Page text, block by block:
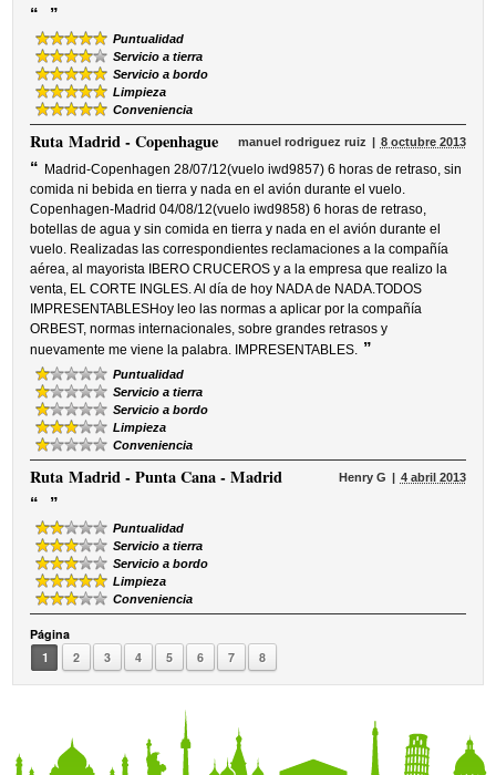
“ ”
Puntualidad
Servicio a tierra
Servicio a bordo
Limpieza
Conveniencia
RutaMadrid - Copenhague manuel rodriguez ruiz 8 octubre 2013
“ Madrid-Copenhagen 28/07/12(vuelo iwd9857) 6 horas de retraso, sin
comida ni bebida en tierra y nada en el avión durante el vuelo.
Copenhagen-Madrid 04/08/12(vuelo iwd9858) 6 horas de retraso,
botellas de agua y sin comida en tierra y nada en el avión durante el
vuelo. Realizadas las correspondientes reclamaciones a la compañía
aérea, al mayorista IBERO CRUCEROS y a la empresa que realizo la
venta, EL CORTE INGLES. Al día de hoy NADA de NADA.TODOS
IMPRESENTABLESHoy leo las normas a aplicar por la compañía
ORBEST, normas internacionales, sobre grandes retrasos y
nuevamente me viene la palabra. IMPRESENTABLES. ”
Puntualidad
Servicio a tierra
Servicio a bordo
Limpieza
Conveniencia
RutaMadrid - Punta Cana - Madrid Henry G 4 abril 2013
“ ”
Puntualidad
Servicio a tierra
Servicio a bordo
Limpieza
Conveniencia
Página
1
2 3 4 5 6 7 8